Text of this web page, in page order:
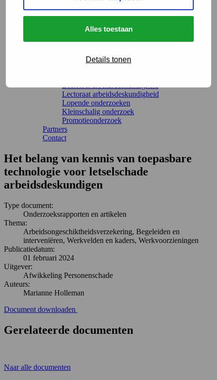
Alles toestaan
Details tonen
Organisatie
Onderzoeksprogramma
Lectoraat arbeidsdeskundigheid
Lopende onderzoeken
Kleinschalig onderzoek
Promotieonderzoek
Partners
Contact
Het belang van kennis van toepasbare
technologie voor letselschade
arbeidsdeskundigen
Type document:
Onderzoeksrapporten en artikelen
Thema:
Arbeidsongeschiktheidsverzekering, Begeleiden en
interveniëren, Werkvelden en kaders, Werkvoorzieningen
Publicatiedatum:
01 februari 2024
Uitgever:
Afwikkeling Personenschade
Auteurs:
Marianne Holleman
Document downloaden
Gerelateerde documenten
Naar alle documenten